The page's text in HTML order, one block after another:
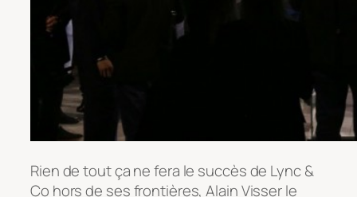
Rien de tout ça ne fera le succès de Lync &
Co hors de ses frontières, Alain Visser le